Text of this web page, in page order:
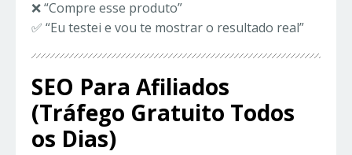
❌ “Compre esse produto”
✅ “Eu testei e vou te mostrar o resultado real”
SEO Para Afiliados
(Tráfego Gratuito Todos
os Dias)